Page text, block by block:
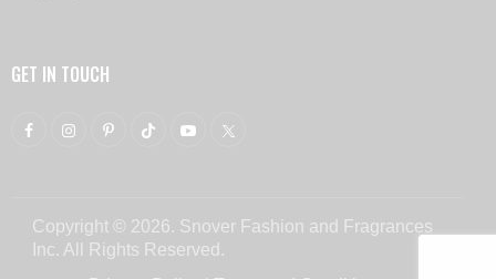
GET IN TOUCH
Copyright © 2026. Snover Fashion and Fragrances
Inc. All Rights Reserved.